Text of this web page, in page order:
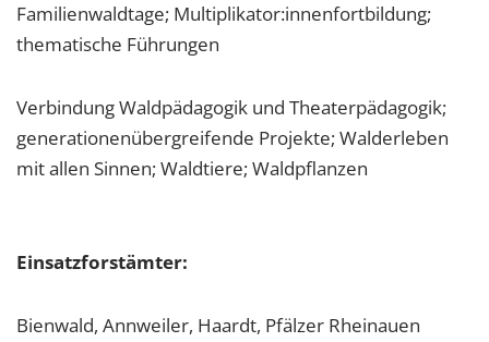
Familienwaldtage; Multiplikator:innenfortbildung;
thematische Führungen
Verbindung Waldpädagogik und Theaterpädagogik;
generationenübergreifende Projekte; Walderleben
mit allen Sinnen; Waldtiere; Waldpflanzen
Einsatzforstämter:
Bienwald, Annweiler, Haardt, Pfälzer Rheinauen